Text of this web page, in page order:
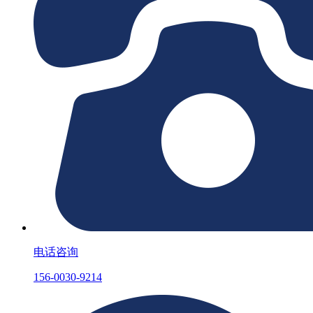
电话咨询
156-0030-9214